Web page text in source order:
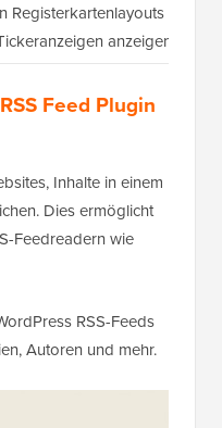
Registerkartenlayouts oder
anzeigen
Feed Plugin
Inhalte in einem
Dies ermöglicht
Feedreadern wie
RSS-Feeds
Autoren und mehr.